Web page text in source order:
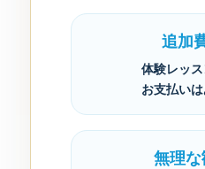
追加
体験レッ
お支払いは
無理な